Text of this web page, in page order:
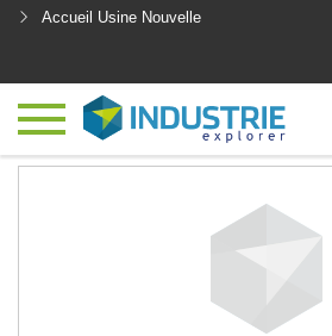
Accueil Usine Nouvelle